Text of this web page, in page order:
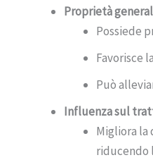
Proprietà
Possiede
Favorisce
Può
Influenza sul
Migliora
riducendo